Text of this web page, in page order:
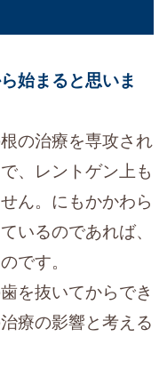
始まると思いま
の治療を専攻され
、レントゲン上も
ん。にもかかわら
いるのであれば、
です。
を抜いてからでき
療の影響と考える